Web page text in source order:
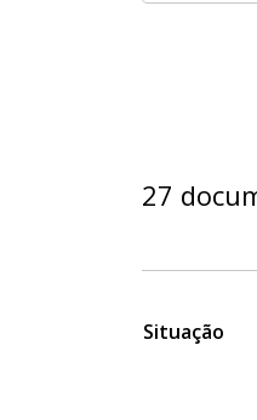
27
Situação